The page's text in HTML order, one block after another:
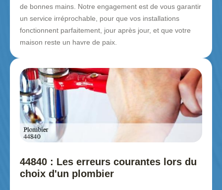
de bonnes mains. Notre engagement est de vous garantir
un service irréprochable, pour que vos installations
fonctionnent parfaitement, jour après jour, et que votre
maison reste un havre de paix.
44840 : Les erreurs courantes lors du
choix d'un plombier